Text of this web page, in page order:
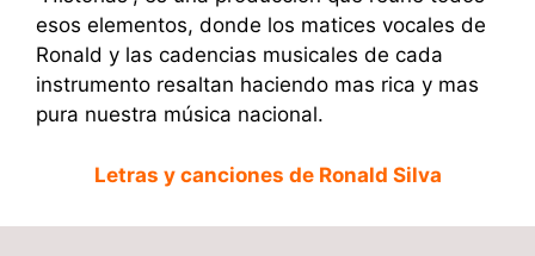
esos elementos, donde los matices vocales de
Ronald y las cadencias musicales de cada
instrumento resaltan haciendo mas rica y mas
pura nuestra música nacional.
Letras y canciones de Ronald Silva